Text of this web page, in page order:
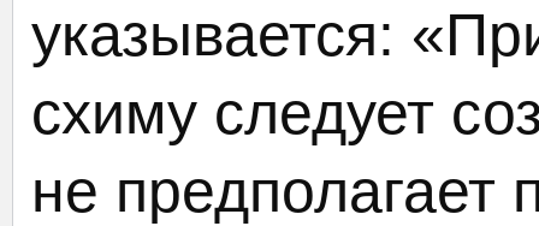
указывается:
схиму следует
не предполагает